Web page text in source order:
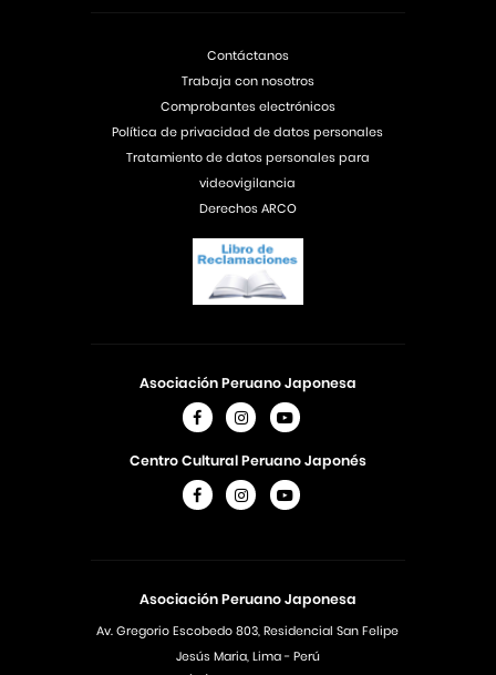
Asociación Peruano Japonesa
Av. Gregorio Escobedo 803, Residencial San Felipe
Jesús Maria, Lima - Perú
Asociación Peruano Japonesa
Centro Cultural Peruano Japonés
Contáctanos
Trabaja con nosotros
Comprobantes electrónicos
Política de privacidad de datos personales
Tratamiento de datos personales para
videovigilancia
Derechos ARCO